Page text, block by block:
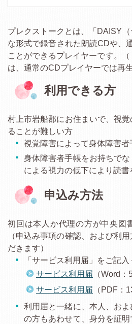
プレクストークとは、「DAISY
な形式で録音された朗読CDや、
ことができるプレイヤーです。（
は、通常のCDプレイヤーでは再
利用できる方
村上市岩船郡にお住まいで、視
ることが難しい方
視覚障害によって身体障害
身体障害者手帳をお持ちで
による視力の低下により読
申込み方法
初回は本人か代理の方が中央図
（申込み事項の確認、および利
だきます）
「サービス利用届」をご記入
サービス利用届 （Word：
サービス利用届 （PDF：
利用届と一緒に、本人、お
の方もあわせて、身分を証